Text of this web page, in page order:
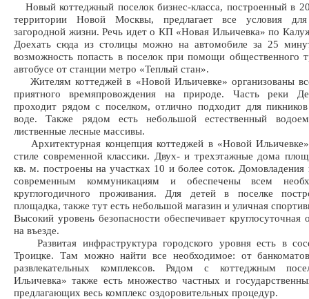
Новый коттеджный поселок бизнес-класса, построенный в
территории Новой Москвы, предлагает все условия
загородной жизни. Речь идет о КП «Новая Ильичевка» по
Доехать сюда из столицы можно на автомобиле за 25
возможность попасть в поселок при помощи общественного
автобусе от станции метро «Теплый стан».
Жителям коттеджей в «Новой Ильичевке» организованы
приятного времяпровождения на природе. Часть реки
проходит рядом с поселком, отлично подходит для
воде. Также рядом есть небольшой естественный
лиственные лесные массивы.
Архитектурная концепция коттеджей в «Новой
стиле современной классики. Двух- и трехэтажные дома
кв. м. построены на участках 10 и более соток.
современным коммуникациям и обеспечены всем
круглогодичного проживания. Для детей в поселке
площадка, также тут есть небольшой магазин и уличная
Высокий уровень безопасности обеспечивает
на въезде.
Развитая инфраструктура городского уровня есть в
Троицке. Там можно найти все необходимое: от
развлекательных комплексов. Рядом с коттеджным
Ильичевка» также есть множество частных и
предлагающих весь комплекс оздоровительных процедур.